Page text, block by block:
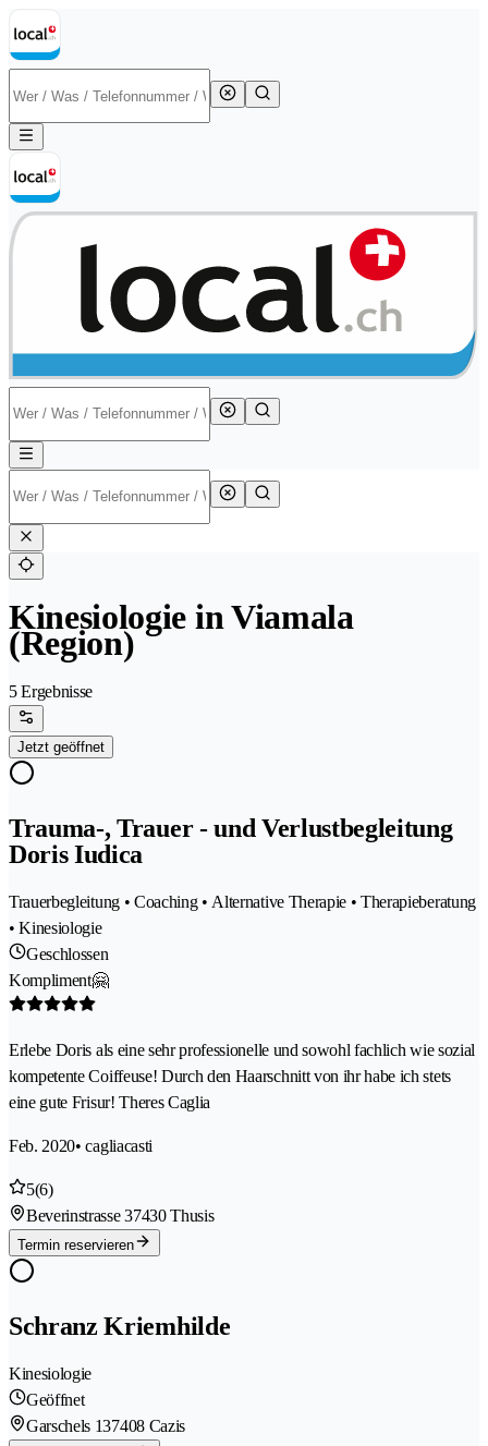
Kinesiologie in Viamala
(Region)
5 Ergebnisse
Jetzt geöffnet
Trauma-, Trauer - und Verlustbegleitung
Doris Iudica
Trauerbegleitung • Coaching • Alternative Therapie • Therapieberatung
• Kinesiologie
Geschlossen
Kompliment🤗
Erlebe Doris als eine sehr professionelle und sowohl fachlich wie sozial
kompetente Coiffeuse! Durch den Haarschnitt von ihr habe ich stets
eine gute Frisur! Theres Caglia
Feb. 2020• cagliacasti
5(6)
Beverinstrasse 37430 Thusis
Termin reservieren
Schranz Kriemhilde
Kinesiologie
Geöffnet
Garschels 137408 Cazis